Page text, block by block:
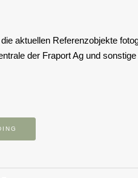
aktuellen Referenzobjekte
der Fraport Ag und